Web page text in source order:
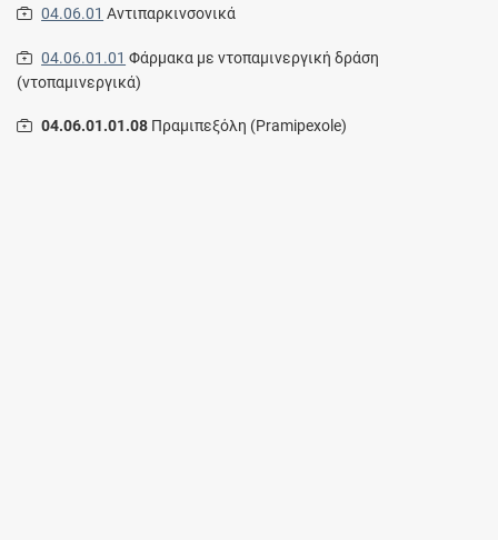
04.06.01 Αντιπαρκινσονικά
04.06.01.01 Φάρμακα με ντοπαμινεργική δράση
(ντοπαμινεργικά)
04.06.01.01.08 Πραμιπεξόλη (Pramipexole)